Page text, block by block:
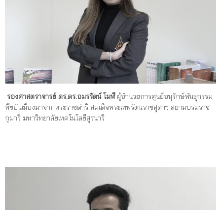
รองศาสตราจารย์ ดร.ดร.อมรรัตน์ โมฬีผู้อำนวยการศูนย์อนุรักษ์พันธุกรรม
พืชอันเนื่องมาจากพระราชดำริ สมเด็จพระเทพรัตนราชสุดาฯ สยามบรมราช
กุมารี มหาวิทยาลัยเทคโนโลยีสุรนารี